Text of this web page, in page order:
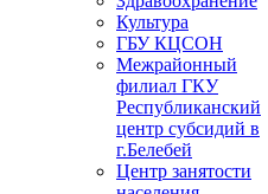
Культура
ГБУ КЦСОН
Межрайонный
филиал ГКУ
Республиканский
центр субсидий в
г.Белебей
Центр занятости